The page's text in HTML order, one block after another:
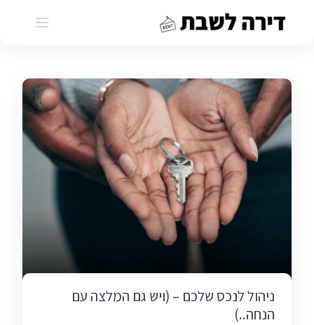
ניהול לנכס שלכם – (ויש גם המלצה עם
הנחה..)